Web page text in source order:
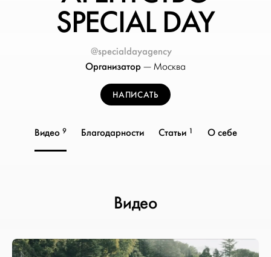
SPECIAL DAY
@specialdayagency
Организатор — Москва
НАПИСАТЬ
Видео 9 Благодарности Статьи 1 О себе
Видео